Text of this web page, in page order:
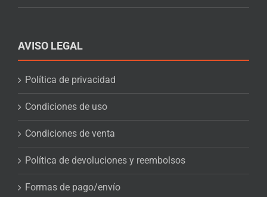
AVISO LEGAL
Política de privacidad
Condiciones de uso
Condiciones de venta
Política de devoluciones y reembolsos
Formas de pago/envío